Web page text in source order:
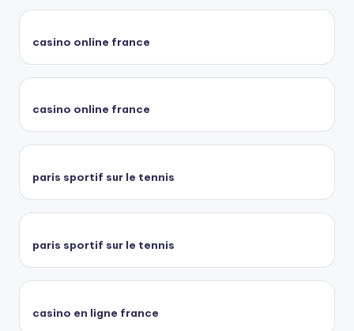
casino online france
casino online france
paris sportif sur le tennis
paris sportif sur le tennis
casino en ligne france